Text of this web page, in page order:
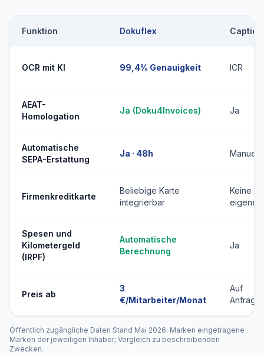
Funktion Dokuflex Captio
OCR mit KI 99,4% Genauigkeit ICR
AEAT-
Homologation
Ja (Doku4Invoices) Ja
Automatische
SEPA-Erstattung
Ja · 48h Manuell
Firmenkreditkarte
Beliebige Karte
integrierbar
Keine
eigene
Spesen und
Kilometergeld
(IRPF)
Automatische
Berechnung
Ja
Preis ab
3
€/Mitarbeiter/Monat
Auf
Anfrage
Öffentlich zugängliche Daten Stand Mai 2026. Marken eingetragene
Marken der jeweiligen Inhaber; Vergleich zu beschreibenden
Zwecken.